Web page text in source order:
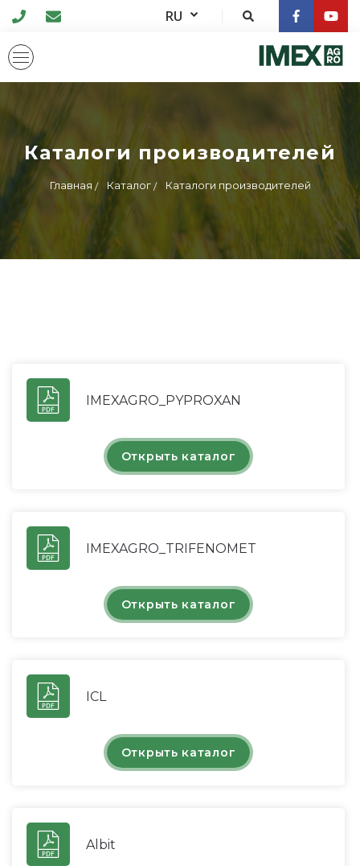
RU
Каталоги производителей
Главная Каталог Каталоги производителей
IMEXAGRO_PYPROXAN
Открыть каталог
IMEXAGRO_TRIFENOMET
Открыть каталог
ICL
Открыть каталог
Albit